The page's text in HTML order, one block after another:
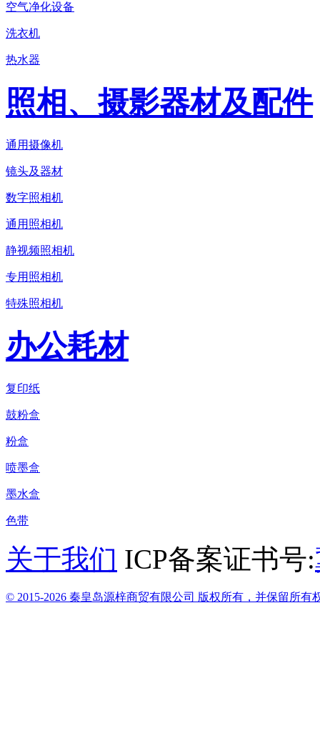
空气净化设备
洗衣机
热水器
照相、摄影器材及配件
通用摄像机
镜头及器材
数字照相机
通用照相机
静视频照相机
专用照相机
特殊照相机
办公耗材
复印纸
鼓粉盒
粉盒
喷墨盒
墨水盒
色带
关于我们 ICP备案证书号:
© 2015-2026 秦皇岛源梓商贸有限公司 版权所有，并保留所有